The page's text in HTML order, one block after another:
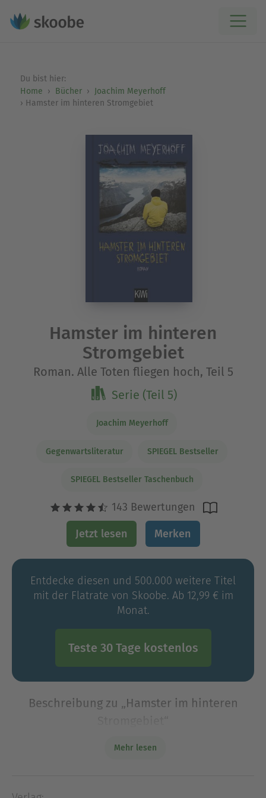
Du bist hier:
Home
Bücher
Joachim Meyerhoff
Hamster im hinteren Stromgebiet
Hamster im hinteren
Stromgebiet
Roman. Alle Toten fliegen hoch, Teil 5
Serie (Teil 5)
Joachim Meyerhoff
Gegenwartsliteratur SPIEGEL Bestseller
SPIEGEL Bestseller Taschenbuch
143 Bewertungen
Jetzt lesen Merken
Entdecke diesen und 500.000 weitere Titel
mit der Flatrate von Skoobe. Ab 12,99 € im
Monat.
Teste 30 Tage kostenlos
Beschreibung zu „Hamster im hinteren
Was passiert, wenn man durch einen
Mehr lesen